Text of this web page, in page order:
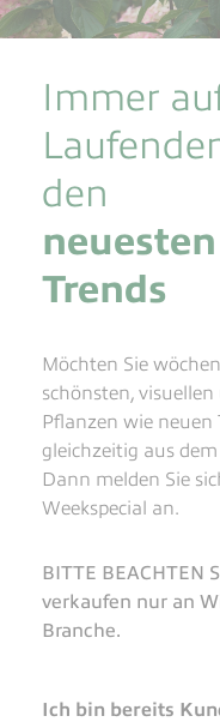
Immer
den
Trends
Möchten Sie
schönsten,
Pflanzen wie
gleichzeitig aus
Dann melden Sie
Weekspecial an.
BITTE BEACHTEN
verkaufen nur an
Branche.
Ich bin bereits